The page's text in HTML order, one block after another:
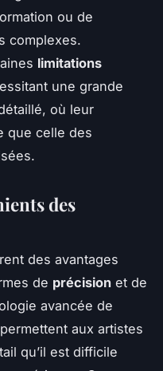
ou de
complexes.
limitations
une grande
où leur
que celle des
des
des avantages
de précision et de
avancée de
aux artistes
qu’il est difficile